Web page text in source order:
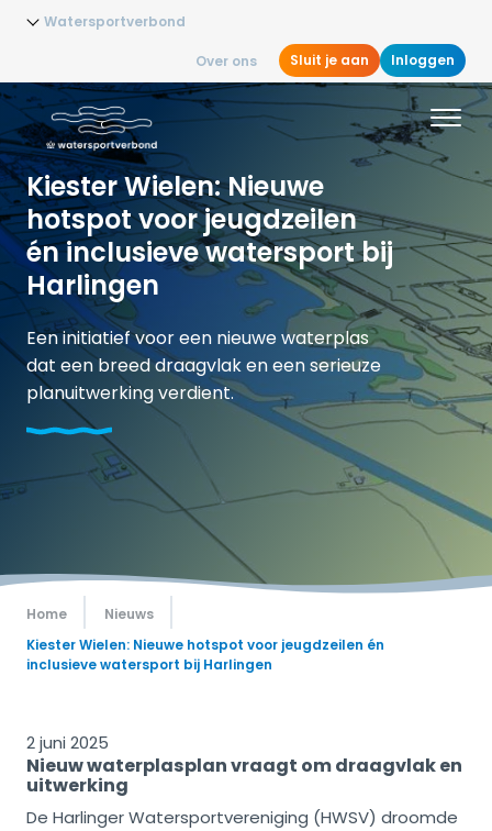
Watersportverbond
Over ons Sluit je aan Inloggen
Kiester Wielen: Nieuwe
hotspot voor jeugdzeilen
én inclusieve watersport bij
Harlingen
Een initiatief voor een nieuwe waterplas
dat een breed draagvlak en een serieuze
planuitwerking verdient.
Home
Nieuws
Kiester Wielen: Nieuwe hotspot voor jeugdzeilen én
inclusieve watersport bij Harlingen
2 juni 2025
Nieuw waterplasplan vraagt om draagvlak en
uitwerking
De Harlinger Watersportvereniging (HWSV) droomde